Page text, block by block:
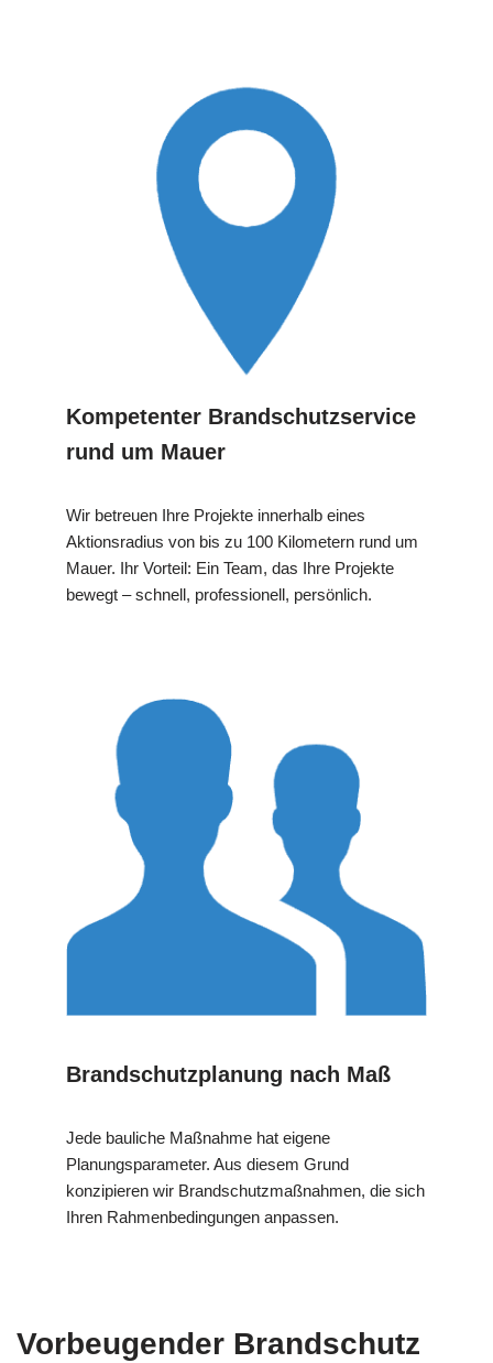
Kompetenter Brandschutzservice
rund um Mauer
Wir betreuen Ihre Projekte innerhalb eines
Aktionsradius von bis zu 100 Kilometern rund um
Mauer. Ihr Vorteil: Ein Team, das Ihre Projekte
bewegt – schnell, professionell, persönlich.
Brandschutzplanung nach Maß
Jede bauliche Maßnahme hat eigene
Planungsparameter. Aus diesem Grund
konzipieren wir Brandschutzmaßnahmen, die sich
Ihren Rahmenbedingungen anpassen.
Vorbeugender Brandschutz